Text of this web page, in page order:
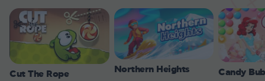
Cut The Rope Northern Heights Candy